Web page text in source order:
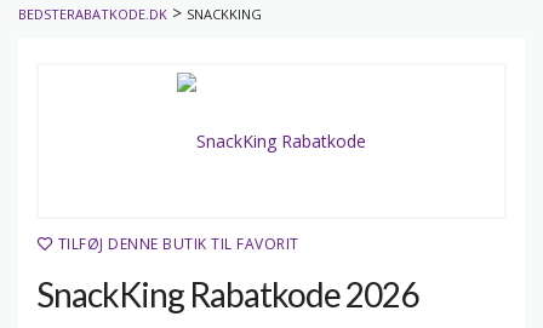
BEDSTERABATKODE.DK > SNACKKING
TILFØJ DENNE BUTIK TIL FAVORIT
SnackKing Rabatkode 2026